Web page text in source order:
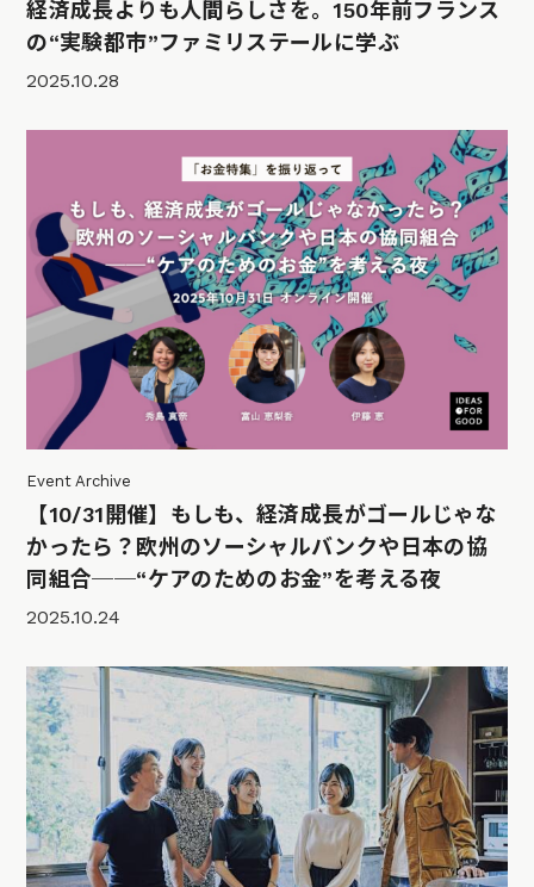
経済成長よりも人間らしさを。150年前フランス
の“実験都市”ファミリステールに学ぶ
2025.10.28
Event Archive
【10/31開催】もしも、経済成長がゴールじゃな
かったら？欧州のソーシャルバンクや日本の協
同組合──“ケアのためのお金”を考える夜
2025.10.24